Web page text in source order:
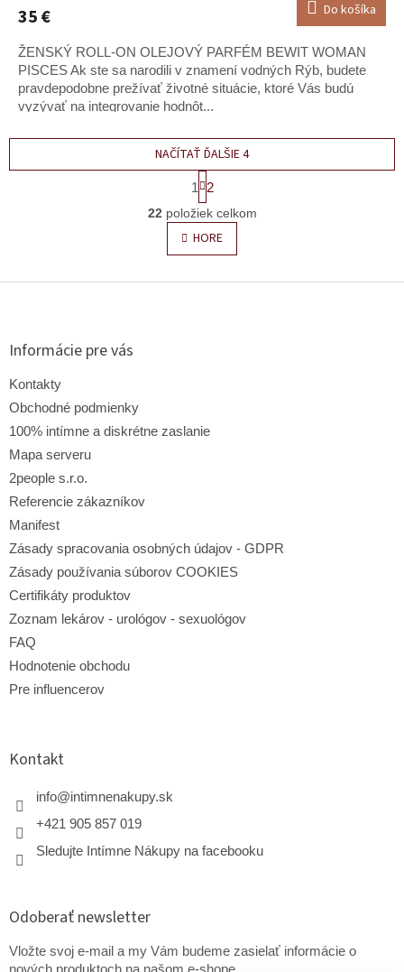
35 € Do košíka
ŽENSKÝ ROLL-ON OLEJOVÝ PARFÉM BEWIT WOMAN
PISCES Ak ste sa narodili v znamení vodných Rýb, budete
pravdepodobne prežívať životné situácie, ktoré Vás budú
vyzývať na integrovanie hodnôt...
O
v
l
á
a
y
NAČÍTAŤ ĎALŠIE 4
S
t
r
á
n
k
v
1
2
22 položiek celkom
HORE
Z
Informácie pre vás
Kontakty
Obchodné podmienky
100% intímne a diskrétne zaslanie
Mapa serveru
2people s.r.o.
Referencie zákazníkov
Manifest
Zásady spracovania osobných údajov - GDPR
Zásady používania súborov COOKIES
Certifikáty produktov
Zoznam lekárov - urológov - sexuológov
FAQ
Hodnotenie obchodu
Pre influencerov
Kontakt
info@intimnenakupy.sk
+421 905 857 019
Sledujte Intímne Nákupy na facebooku
Odoberať newsletter
Vložte svoj e-mail a my Vám budeme zasielať informácie o